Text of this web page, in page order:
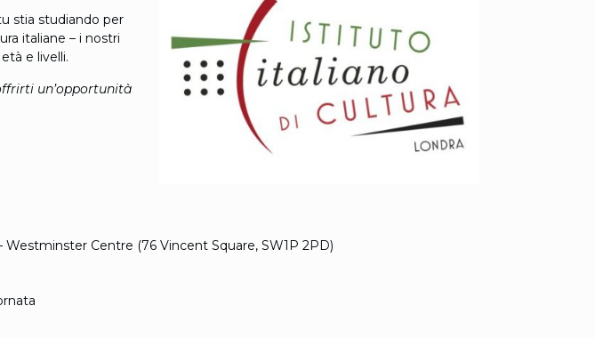
stia studiando per
italiane – i nostri
e livelli.
un’opportunità
Centre (76 Vincent Square, SW1P 2PD)